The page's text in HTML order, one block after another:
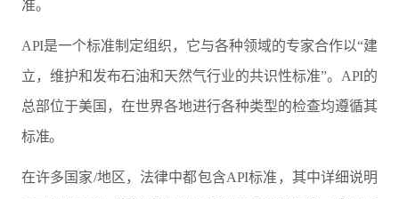
准。
API是一个标准制定组织，它与各种领域的专家合作以“建
立，维护和发布石油和天然气行业的共识性标准”。API的
总部位于美国，在世界各地进行各种类型的检查均遵循其
标准。
在许多国家/地区，法律中都包含API标准，其中详细说明